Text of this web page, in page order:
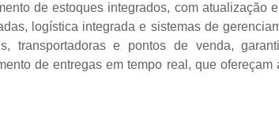
de estoques integrados, com atualização
logística integrada e sistemas de
transportadoras e pontos de venda,
de entregas em tempo real, que